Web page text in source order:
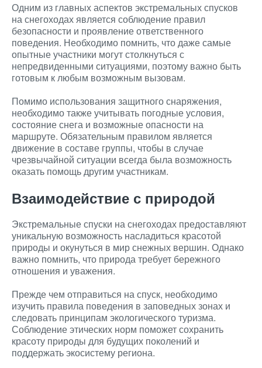
Одним из главных аспектов экстремальных спусков
на снегоходах является соблюдение правил
безопасности и проявление ответственного
поведения. Необходимо помнить, что даже самые
опытные участники могут столкнуться с
непредвиденными ситуациями, поэтому важно быть
готовым к любым возможным вызовам.
Помимо использования защитного снаряжения,
необходимо также учитывать погодные условия,
состояние снега и возможные опасности на
маршруте. Обязательным правилом является
движение в составе группы, чтобы в случае
чрезвычайной ситуации всегда была возможность
оказать помощь другим участникам.
Взаимодействие с природой
Экстремальные спуски на снегоходах предоставляют
уникальную возможность насладиться красотой
природы и окунуться в мир снежных вершин. Однако
важно помнить, что природа требует бережного
отношения и уважения.
Прежде чем отправиться на спуск, необходимо
изучить правила поведения в заповедных зонах и
следовать принципам экологического туризма.
Соблюдение этических норм поможет сохранить
красоту природы для будущих поколений и
поддержать экосистему региона.